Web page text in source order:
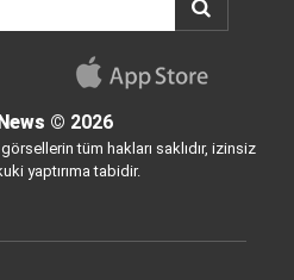
© 2026
tüm hakları saklıdır, izinsiz
yaptırıma tabidir.